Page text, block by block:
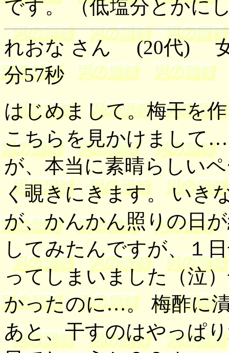
です。 （低塩分とかに
れおな さん (20代) 女
分57秒
はじめまして。梅干を
こちらを見かけまして
が、本当に素晴らしい
く覗きにきます。 いき
が、かんかん照りの日
してみたんですが、１
ってしまいました（泣
かったのに…。 梅酢に
あと、干すのはやっぱ